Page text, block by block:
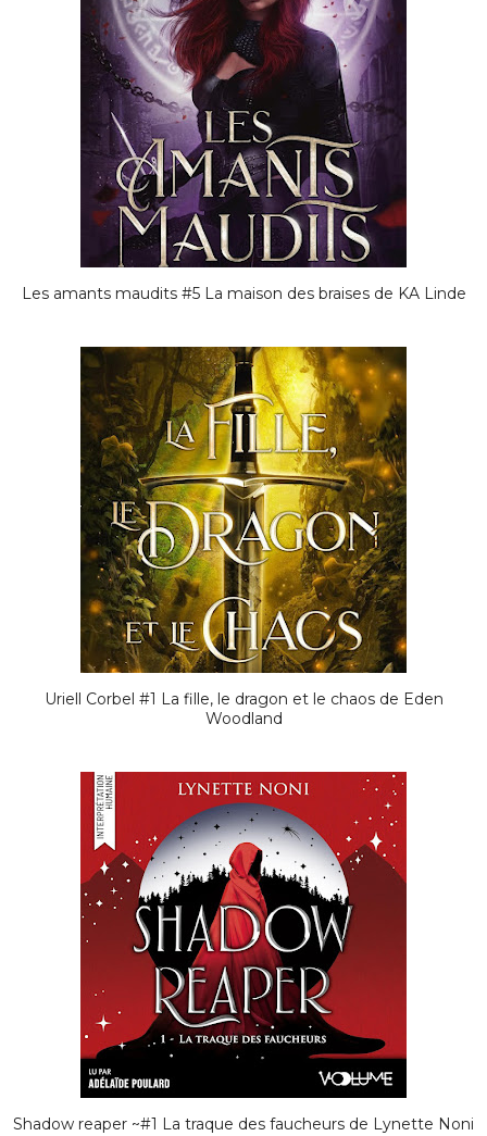
Les amants maudits #5 La maison des braises de KA Linde
Uriell Corbel #1 La fille, le dragon et le chaos de Eden
Woodland
Shadow reaper ~#1 La traque des faucheurs de Lynette Noni